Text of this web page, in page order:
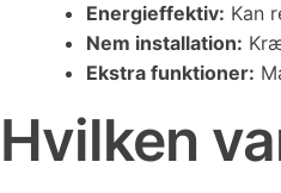
Energieffektiv: Kan
Nem installation:
Ekstra funktioner:
Hvilken